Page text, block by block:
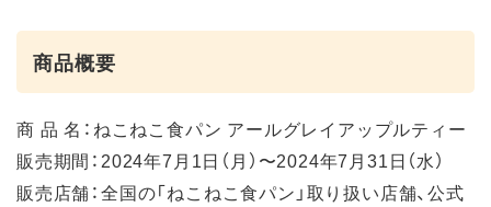
商品概要
商 品 名：ねこねこ食パン アールグレイアップルティー
販売期間：2024年7月1⽇（月）〜2024年7月31日（水）
販売店舗：全国の「ねこねこ食パン」取り扱い店舗、公式